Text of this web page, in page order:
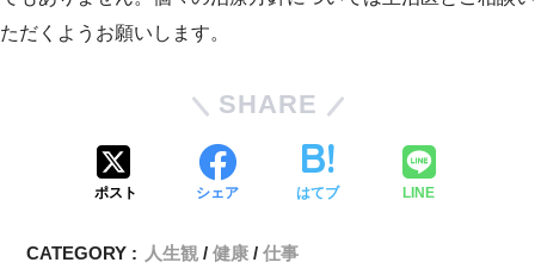
ただくようお願いします。
SHARE
ポスト シェア はてブ LINE
CATEGORY : 人生観 健康 仕事